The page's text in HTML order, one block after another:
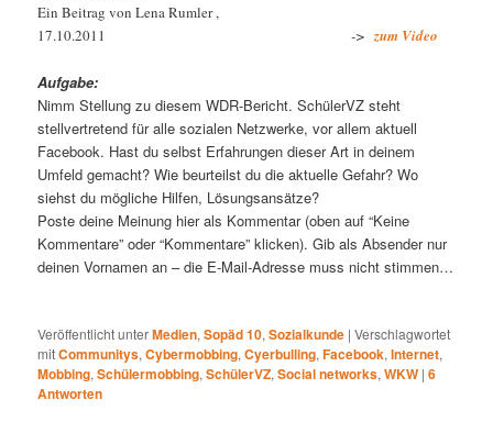
Ein Beitrag von Lena Rumler ,
17.10.2011
->zum Video
Aufgabe:
Nimm Stellung zu diesem WDR-Bericht. SchülerVZ steht
stellvertretend für alle sozialen Netzwerke, vor allem aktuell
Facebook. Hast du selbst Erfahrungen dieser Art in deinem
Umfeld gemacht? Wie beurteilst du die aktuelle Gefahr? Wo
siehst du mögliche Hilfen, Lösungsansätze?
Poste deine Meinung hier als Kommentar (oben auf “Keine
Kommentare” oder “Kommentare” klicken). Gib als Absender nur
deinen Vornamen an – die E-Mail-Adresse muss nicht stimmen…
Veröffentlicht unterMedien,Sopäd 10,Sozialkunde |Verschlagwortet
mitCommunitys,Cybermobbing,Cyerbulling,Facebook,Internet,
Mobbing,Schülermobbing,SchülerVZ,Social networks,WKW |6
Antworten